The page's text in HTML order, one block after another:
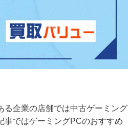
る企業の店舗では中古ゲーミング
事ではゲーミングPCのおすすめ